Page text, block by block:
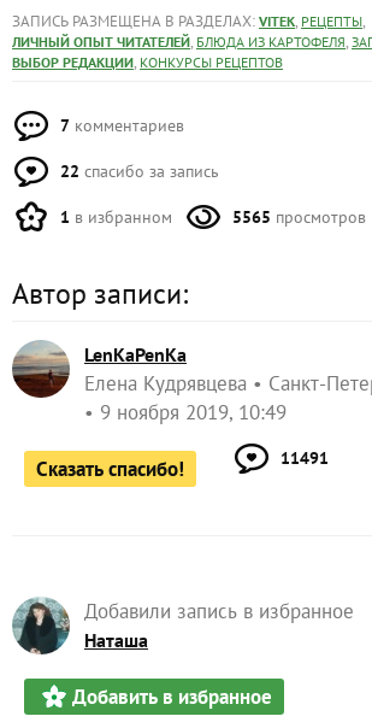
ЗАПИСЬ РАЗМЕЩЕНА В РАЗДЕЛАХ: VITEK, РЕЦЕПТЫ,
ЛИЧНЫЙ ОПЫТ ЧИТАТЕЛЕЙ, БЛЮДА ИЗ КАРТОФЕЛЯ,
ВЫБОР РЕДАКЦИИ, КОНКУРСЫ РЕЦЕПТОВ
7 комментариев
22 спасибо за запись
1 в избранном 5565 просмотров
Автор записи:
LenKaPenKa
Елена Кудрявцева
Санкт-
9 ноября 2019, 10:49
Сказать спасибо! 11491
Добавили запись в избранное
Наташа
Добавить в избранное